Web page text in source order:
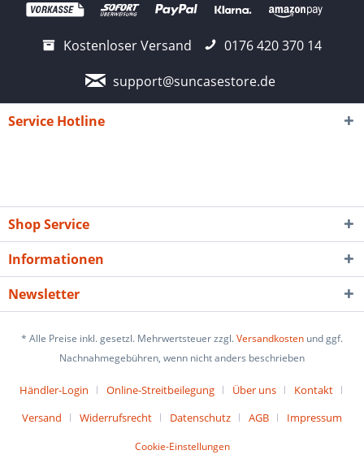
Kostenloser Versand
0176 420 370 14
support@suncasestore.de
Service Hotline
Shop Service
Informationen
Newsletter
* Alle Preise inkl. gesetzl. Mehrwertsteuer zzgl.Versandkosten und ggf.
Nachnahmegebühren, wenn nicht anders beschrieben
Händler-Login Online-Streitbeilegung Über uns
Kontakt
Versand
Widerrufsrecht Datenschutz AGB Impressum
Cookie-Einstellungen